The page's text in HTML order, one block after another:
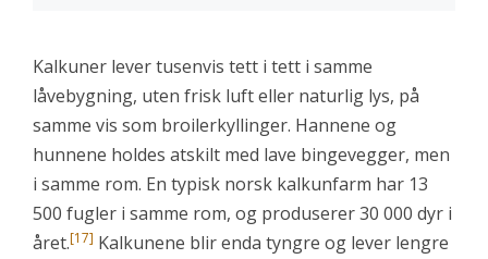
Kalkuner lever tusenvis tett i tett i samme
låvebygning, uten frisk luft eller naturlig lys, på
samme vis som broilerkyllinger. Hannene og
hunnene holdes atskilt med lave bingevegger, men
i samme rom. En typisk norsk kalkunfarm har 13
500 fugler i samme rom, og produserer 30 000 dyr i
året.[17] Kalkunene blir enda tyngre og lever lengre